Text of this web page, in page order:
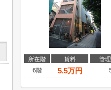
所在階 賃料
管
6階
5.5万円